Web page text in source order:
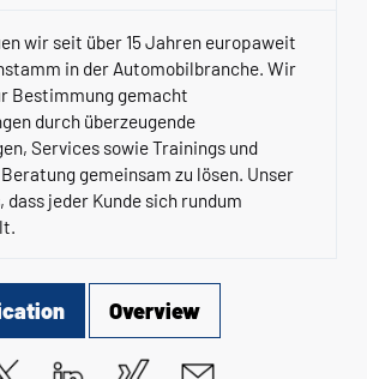
wir seit über 15 Jahren europaweit
in der Automobilbranche. Wir
Bestimmung gemacht
durch überzeugende
Services sowie Trainings und
gemeinsam zu lösen. Unser
dass jeder Kunde sich rundum
Overview